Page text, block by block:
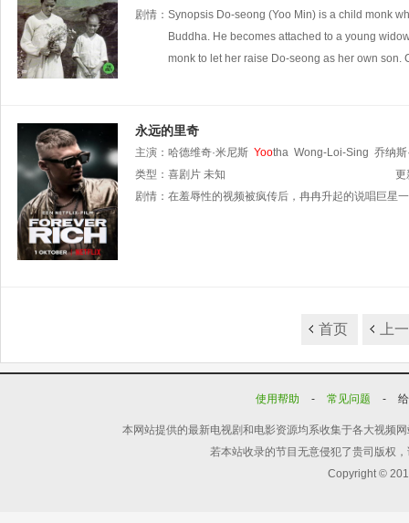
剧情： Synopsis Do-seong (Yoo Min) is a child monk
Buddha. He becomes attached to a young
monk to let her raise Do-seong as her own
永远的里奇
主演： 哈德维奇·米尼斯 Yootha Wong-Loi-Sing 乔纳斯
Kolf 佐伊·洛夫·史密斯
Schijndel
类型： 喜剧片 未知
更
剧情： 在羞辱性的视频被疯传后，冉冉升起的说唱巨星
首页 上
使用帮助 - 常见问题 -
本网站提供的最新电视剧和电影资源均系收集于各大视频
若本站收录的节目无意侵犯了贵司版权
Copyright ©